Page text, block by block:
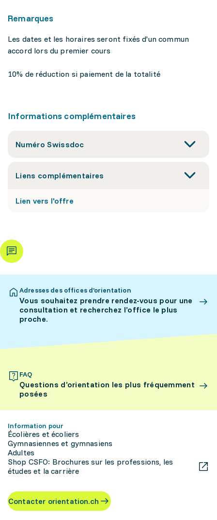
Remarques
Les dates et les horaires seront fixés d'un commun
accord lors du premier cours
10% de réduction si paiement de la totalité
Informations complémentaires
Numéro Swissdoc
Liens complémentaires
Lien vers l'offre
Adresses des offices d’orientation
Vous souhaitez prendre rendez-vous pour une
consultation et recherchez l’office le plus
proche.
FAQ
Questions d’orientation les plus fréquemment
posées
Information pour
Écolières et écoliers
Gymnasiennes et gymnasiens
Adultes
Shop CSFO: Brochures sur les professions, les
études et la carrière
Contacter orientation.ch